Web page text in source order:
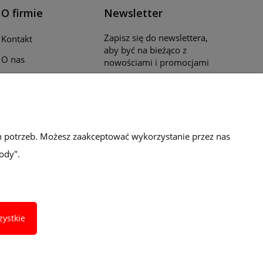
O firmie
Kontakt
O nas
Newsletter
Zapisz się do newslettera,
aby być na bieżąco z
nowościami i promocjami
Możesz zaakceptować wykorzystanie przez nas